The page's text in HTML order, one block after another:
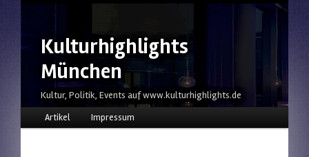
Kulturhighlights
München
Kultur, Politik, Events auf www.kulturhighlights.de
HauptmenüZum Inhalt wechseln
Zum sekundären Inhalt wechseln
Artikel Impressum